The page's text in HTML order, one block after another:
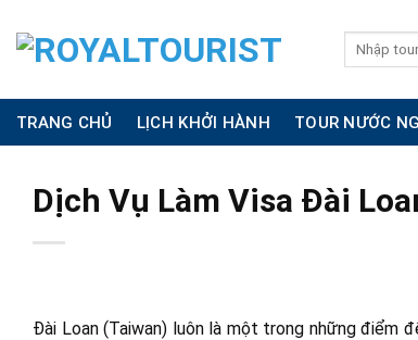
content
Search
TRANG CHỦ LỊCH KHỞI HÀNH TOUR NƯỚC
Dịch Vụ Làm Visa Đài
Đài Loan (Taiwan) luôn là một trong những điểm